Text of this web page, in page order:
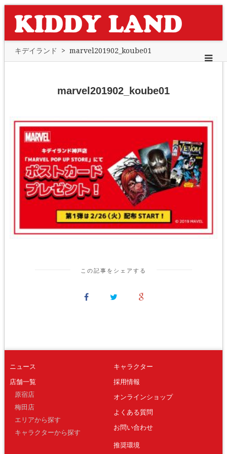
キデイランド > marvel201902_koube01
marvel201902_koube01
この記事をシェアする
ニュース
店舗一覧
原宿店
梅田店
エリアから探す
キャラクターから探す
キャラクター
採用情報
オンラインショップ
よくある質問
お問い合わせ
推奨環境